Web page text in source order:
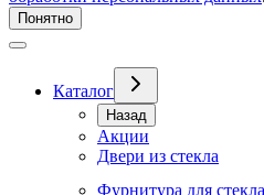
Понятно
Каталог
Назад
Акции
Двери из стекла
Фурнитура для стекла